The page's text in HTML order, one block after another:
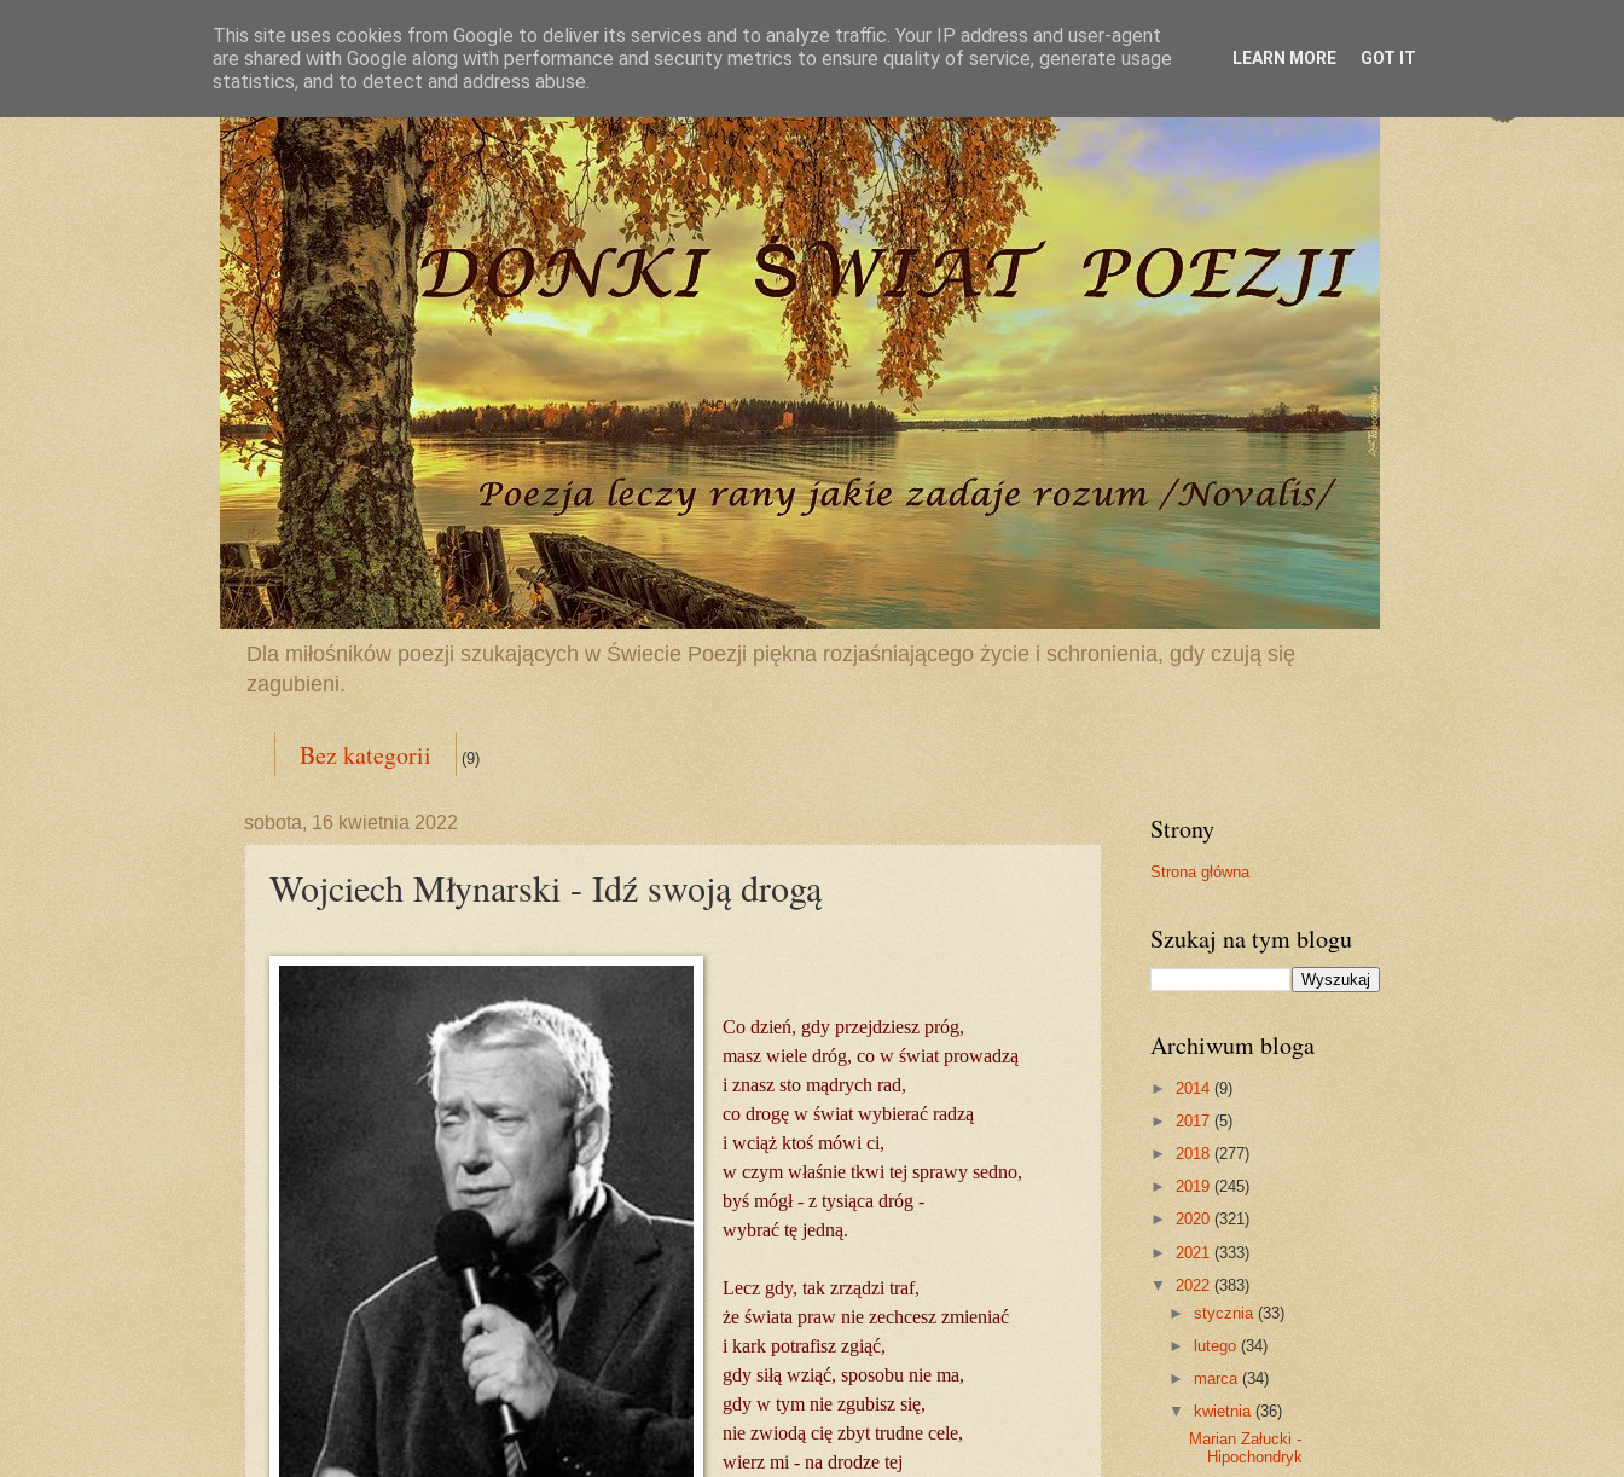
Dla miłośników poezji szukających w Świecie Poezji piękna rozjaśniającego życie i schronienia, gdy czują się
zagubieni.
Bez kategorii (9)
sobota, 16 kwietnia 2022
Wojciech Młynarski - Idź swoją drogą
Co dzień, gdy przejdziesz próg,
masz wiele dróg, co w świat prowadzą
i znasz sto mądrych rad,
co drogę w świat wybierać radzą
i wciąż ktoś mówi ci,
w czym właśnie tkwi tej sprawy sedno,
byś mógł - z tysiąca dróg -
wybrać tę jedną.
Lecz gdy, tak zrządzi traf,
że świata praw nie zechcesz zmieniać
i kark potrafisz zgiąć,
gdy siłą wziąć, sposobu nie ma,
gdy w tym nie zgubisz się,
nie zwiodą cię zbyt trudne cele,
wierz mi - na drodze tej
Strony
Strona główna
Szukaj na tym blogu
Archiwum bloga
► 2014 (9)
► 2017 (5)
► 2018 (277)
► 2019 (245)
► 2020 (321)
► 2021 (333)
▼ 2022 (383)
►stycznia(33)
►
lutego(34)
► marca(34)
▼
kwietnia(36)
Marian Załucki -
Hipochondryk
This site uses cookies from Google to deliver its services and to analyze traffic. Your IP address and user-agent
are shared with Google along with performance and security metrics to ensure quality of service, generate usage
statistics, and to detect and address abuse.
LEARN MORE GOT IT